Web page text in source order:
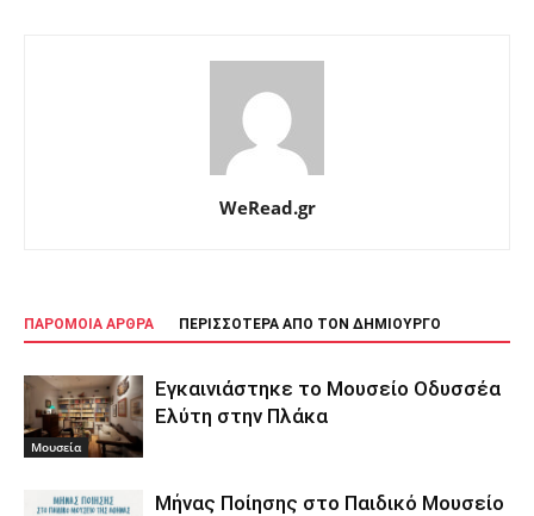
WeRead.gr
ΠΑΡΟΜΟΙΑ ΑΡΘΡΑ ΠΕΡΙΣΣΟΤΕΡΑ ΑΠΟ ΤΟΝ ΔΗΜΙΟΥΡΓΟ
Μουσεία
Εγκαινιάστηκε το Μουσείο Οδυσσέα
Ελύτη στην Πλάκα
Μήνας Ποίησης στο Παιδικό Μουσείο